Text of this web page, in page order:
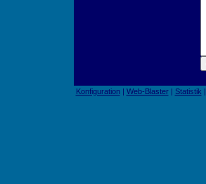
Konfiguration| Web-Blaster| Statistik |